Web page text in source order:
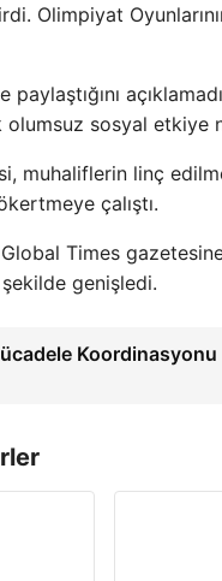
Olimpiyat
paylaştığını
olumsuz sosyal etkiye
muhaliflerin linç
çalıştı.
Times
genişledi.
Koordinasyonu